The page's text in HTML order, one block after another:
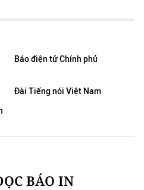
Báo điện tử Chính phủ
Đài Tiếng nói Việt Nam
BÁO IN